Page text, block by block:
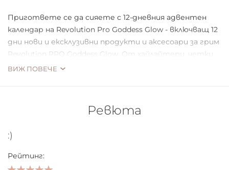
Пригответе се да сияете с 12-дневния адвентен
календар на Revolution Pro Goddess Glow - включващ 12
дни нови и ексклузивни продукти и аксесоари за грим
Revolution PRO Goddess Glow. От хайлайтери, четки
за грим и вдъхновени от шоколад палитри сенки,
има вътре? Вижте по-долу всички продукти, които
ще отваряте всеки ден!
ВИЖ ПОВЕЧЕ
Ревюта
:)
Рейтинг: